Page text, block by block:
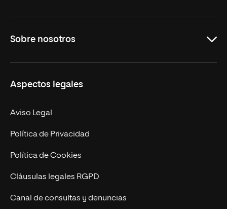
Másteres Oficiales
Doctorados
Experto Universitario
Postgrados
Cursos Universitarios
Sobre nosotros
Facultades
Nuestro Equipo
Trabaja en UNIR
Actualidad
UNIR Revista
Eventos
Aspectos legales
Aviso Legal
Política de Privacidad
Política de Cookies
Cláusulas legales RGPD
Canal de consultas y denuncias